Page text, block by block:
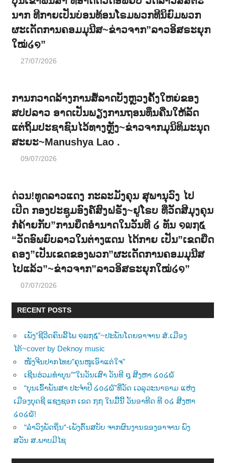
ນາກ ທີກາຍເປັນບ່ອນທ້ອນໂຣມພວກທີນິຍົມພວກ
ຜະເດັດການຄອມມຸນີສ~ຂ່າວຈາກ”ລາວອິສຣະຍຸກ
ໃໝ່໒໑”
27/07/2026
ການກວາດລ້າງການສໍ້ລາດບັງຫຼວງຄັ້ງໃຫຍ່ຂອງ
ສປປລາວ ອາດເປັນພຽງການຖອນທຶນຄືນໃຫ້ລັດ
ແຕ່ຖິ້ມປະຊາຊົນໄວ້ທາງຫຼັງ~ຂ່າວຈາກມຸນິທິມະນຸດ
ສະຍະ~Manushya Lao .
09/07/2026
ດ່ວນ!ທູດລາວແດງ ກະລະມັງຄຸນ ສຸພານຸວົງ ໄປ
ເປີດ ກອງປະຊູມອົງຄ໌ສົງຝຣັ່ງ~ຢູໂຣບ ທີ່ວັດສີມຸງຄຸນ
ກໍຄ້າຍກັບ”ການຍຶດອຳນາດໃນວັນທີ ໒ ທັນ ໑໙໗໕
“ວັດອົພຍົບລາວໃນຕ່າງແດນ ໄດ້ກາຍ ເປັນ”ເຂດຍືດ
ຄອງ”ເປັນເຂດຂອງພວກ”ຜະເດັດການຄອມມຸນີສ
ໄປແລ້ວ”~ຂ່າວຈາກ”ລາວອິສຣະຍຸກໃໝ່໒໑”
07/07/2026
RECENT POSTS
ເພັງ”ຊີວີດຄົນລີ້ໄພ ໑໙໗໕”~ປະພັນໂດຍອາຈານ ສໍ.ເມືອງ
ໄຕ້~cover by Deknoy music
ໜັງຈີນປາກໄທຍ”ຄຸນໜູເອົາແຕ່ໃຈ”
ເຊີນຮ່ວມທຳບຸນ””ໃນວັນເສົາ ວັນທີ ໘ ສີງຫາ ໒໐໒໖
“ບຸນເຂົ້າພັນສາ ປະຈຳປີ ໒໐໒໖”ທີ່ວັດ ເວລຸວະນາຣາມ ແຫ່ງ
ເມືອງບຸດຊີ ແຊງຊອກ ເຂດ ໗໗ ໃນມື້ນີ້ ວັນອາທີດ ທີ ໐໒ ສີງຫາ
໒໐໒໖!
“ລຳວົງພັດຖິ່ນ“-ເພັງຕົ້ນສບັບ ຈາກຜົນງານຂອງອາຈານ ພົງ
ສວັນ ສ.ພາບມີໄຊ